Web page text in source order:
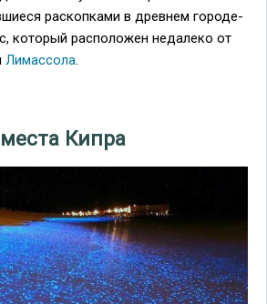
раскопками в древнем городе-
который расположен недалеко от
Лимассола.
Кипра